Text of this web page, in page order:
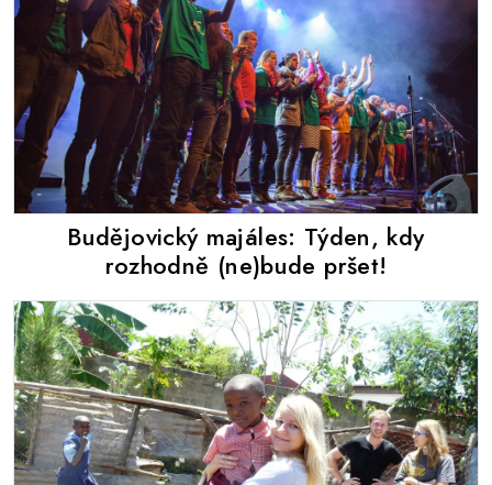
Budějovický majáles: Týden, kdy
rozhodně (ne)bude pršet!